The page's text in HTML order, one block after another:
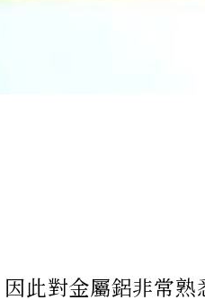
此對金屬鋁非常